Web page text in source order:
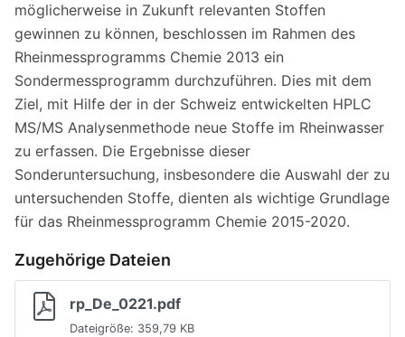
möglicherweise in Zukunft relevanten Stoffen
gewinnen zu können, beschlossen im Rahmen des
Rheinmessprogramms Chemie 2013 ein
Sondermessprogramm durchzuführen. Dies mit dem
Ziel, mit Hilfe der in der Schweiz entwickelten HPLC
MS/MS Analysenmethode neue Stoffe im Rheinwasser
zu erfassen. Die Ergebnisse dieser
Sonderuntersuchung, insbesondere die Auswahl der zu
untersuchenden Stoffe, dienten als wichtige Grundlage
für das Rheinmessprogramm Chemie 2015-2020.
Zugehörige Dateien
rp_De_0221.pdf
Dateigröße: 359,79 KB